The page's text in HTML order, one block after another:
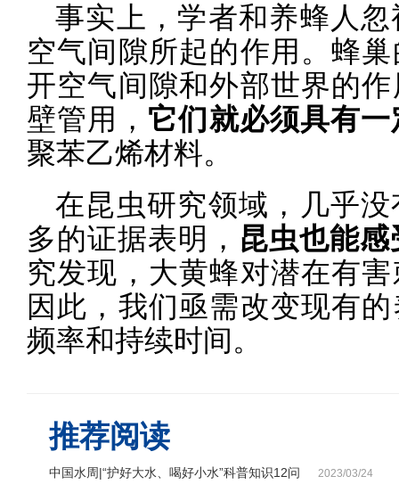
事实上，学者和养蜂人
空气间隙所起的作用。蜂
开空气间隙和外部世界的
壁管用， 它们就必须具有
聚苯乙烯材料。
在昆虫研究领域，几乎
多的证据表明， 昆虫也能
究发现，大黄蜂对潜在有
因此，我们亟需改变现有
频率和持续时间。
推荐阅读
中国水周|“护好大水、喝好小水”科普知识12问 2023/03/24